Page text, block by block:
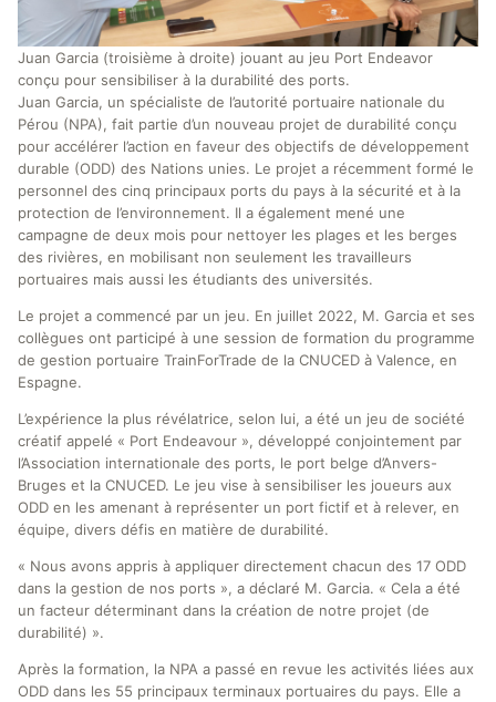
Juan Garcia (troisième à droite) jouant au jeu Port Endeavor
conçu pour sensibiliser à la durabilité des ports.
Juan Garcia, un spécialiste de l’autorité portuaire nationale du
Pérou (NPA), fait partie d’un nouveau projet de durabilité conçu
pour accélérer l’action en faveur des objectifs de développement
durable (ODD) des Nations unies. Le projet a récemment formé le
personnel des cinq principaux ports du pays à la sécurité et à la
protection de l’environnement. Il a également mené une
campagne de deux mois pour nettoyer les plages et les berges
des rivières, en mobilisant non seulement les travailleurs
portuaires mais aussi les étudiants des universités.
Le projet a commencé par un jeu. En juillet 2022, M. Garcia et ses
collègues ont participé à une session de formation du programme
de gestion portuaire TrainForTrade de la CNUCED à Valence, en
Espagne.
L’expérience la plus révélatrice, selon lui, a été un jeu de société
créatif appelé « Port Endeavour », développé conjointement par
l’Association internationale des ports, le port belge d’Anvers-
Bruges et la CNUCED. Le jeu vise à sensibiliser les joueurs aux
ODD en les amenant à représenter un port fictif et à relever, en
équipe, divers défis en matière de durabilité.
« Nous avons appris à appliquer directement chacun des 17 ODD
dans la gestion de nos ports », a déclaré M. Garcia. « Cela a été
un facteur déterminant dans la création de notre projet (de
durabilité) ».
Après la formation, la NPA a passé en revue les activités liées aux
ODD dans les 55 principaux terminaux portuaires du pays. Elle a